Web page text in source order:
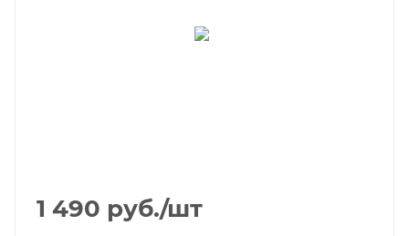
1 490 руб./шт